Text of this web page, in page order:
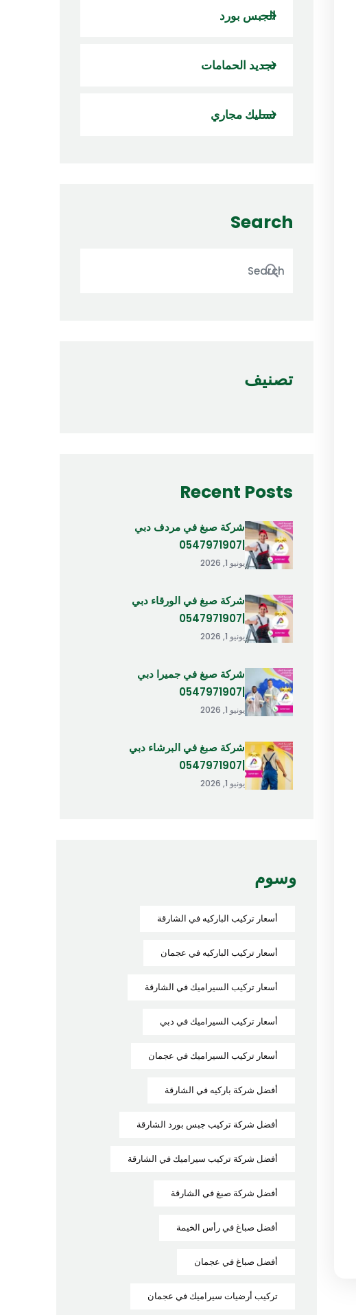
الجبس بورد
تجديد الحمامات
تسليك مجاري
Search
تصنيف
Recent Posts
شركة صبغ في مردف دبي
يونيو 1, 2026
شركة صبغ في الورقاء دبي
يونيو 1, 2026
شركة صبغ في جميرا دبي
يونيو 1, 2026
شركة صبغ في البرشاء دبي
يونيو 1, 2026
وسوم
أسعار تركيب الباركيه في الشارقة
أسعار تركيب الباركيه في عجمان
أسعار تركيب السيراميك في الشارقة
أسعار تركيب السيراميك في دبي
أسعار تركيب السيراميك في عجمان
أفضل شركة باركيه في الشارقة
أفضل شركة تركيب جبس بورد الشارقة
أفضل شركة تركيب سيراميك في الشارقة
أفضل شركة صبغ في الشارقة
أفضل صباغ في رأس الخيمة
أفضل صباغ في عجمان
تركيب أرضيات سيراميك في عجمان